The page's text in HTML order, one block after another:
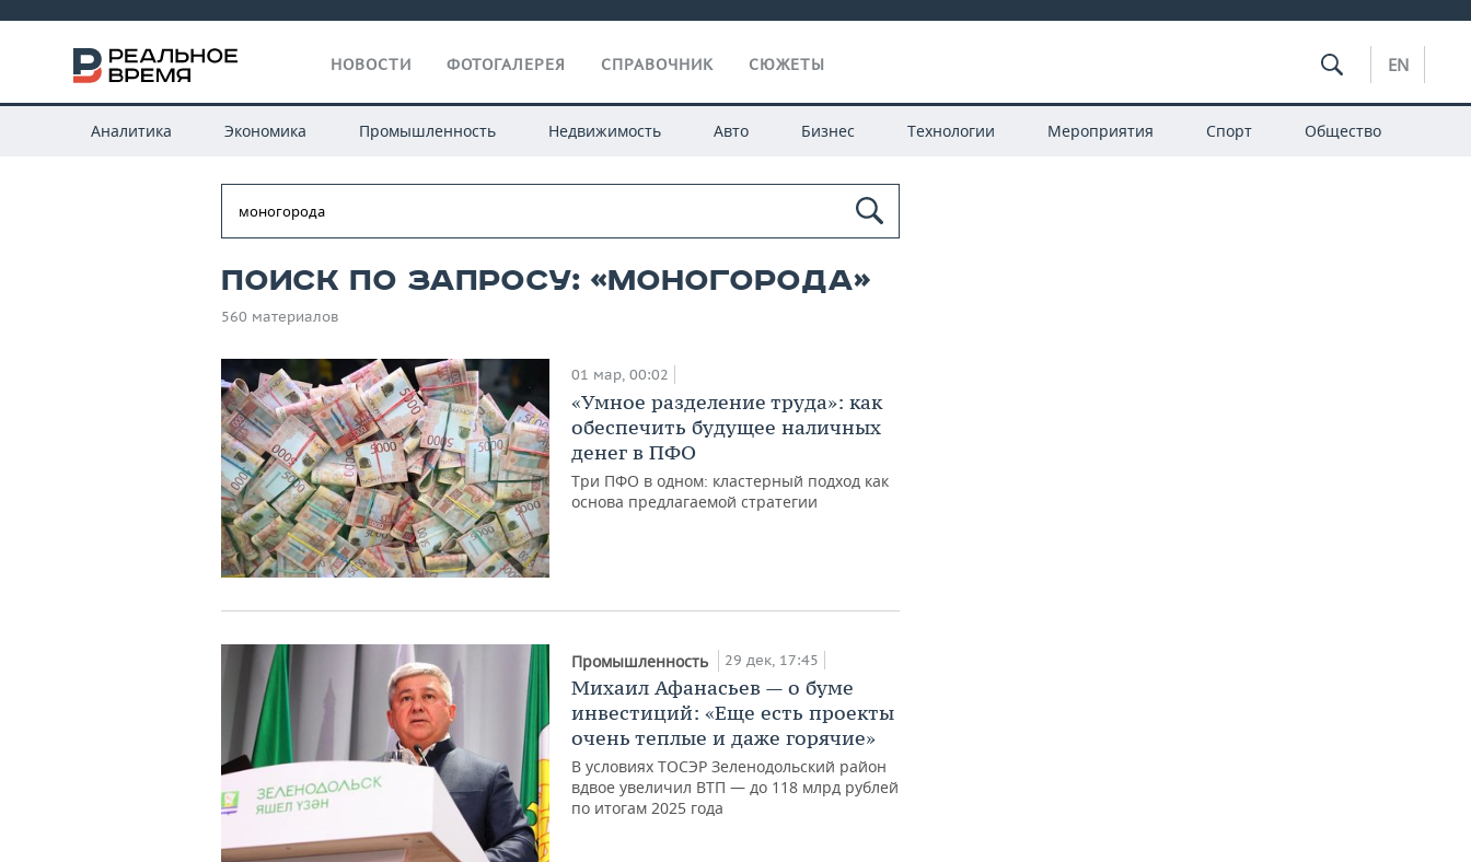
НОВОСТИ ФОТОГАЛЕРЕЯ СПРАВОЧНИК СЮЖЕТЫ EN
Аналитика Экономика Промышленность Недвижимость Авто Бизнес Технологии Мероприятия Спорт Общество
Поиск по запросу: «моногорода»
560 материалов
01 мар, 00:02
«Умное разделение труда»: как
обеспечить будущее наличных
денег в ПФО
Три ПФО в одном: кластерный подход как
основа предлагаемой стратегии
Промышленность 29 дек, 17:45
Михаил Афанасьев — о буме
инвестиций: «Еще есть проекты
очень теплые и даже горячие»
В условиях ТОСЭР Зеленодольский район
вдвое увеличил ВТП — до 118 млрд рублей
по итогам 2025 года